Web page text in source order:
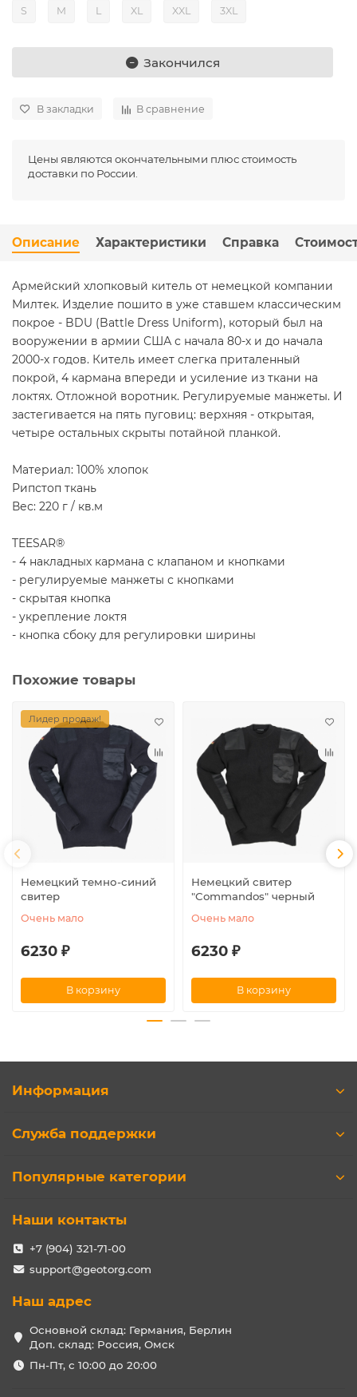
S M L XL XXL 3XL
Закончился
В закладки В сравнение
Цены являются окончательными плюс стоимость
доставки по России.
Описание Характеристики Справка
Армейский хлопковый китель от немецкой компании
Милтек. Изделие пошито в уже ставшем классическим
покрое - BDU (Battle Dress Uniform), который был на
вооружении в армии США с начала 80-х и до начала
2000-х годов. Китель имеет слегка приталенный
покрой, 4 кармана впереди и усиление из ткани на
локтях. Отложной воротник. Регулируемые манжеты. И
застегивается на пять пуговиц: верхняя - открытая,
четыре остальных скрыты потайной планкой.
Материал: 100% хлопок
Рипстоп ткань
Вес: 220 г / кв.м
TEESAR®
- 4 накладных кармана с клапаном и кнопками
- регулируемые манжеты с кнопками
- скрытая кнопка
- укрепление локтя
- кнопка сбоку для регулировки ширины
Похожие товары
Лидер продаж!
Немецкий темно-синий
свитер
Очень мало
6230 ₽
В корзину
Немецкий свитер
"Commandos" черный
Очень мало
6230 ₽
В корзину
Информация
Служба поддержки
Популярные категории
Наши контакты
+7 (904) 321-71-00
support@geotorg.com
Наш адрес
Основной склад: Германия, Берлин
Доп. склад: Россия, Омск
Пн-Пт, с 10:00 до 20:00